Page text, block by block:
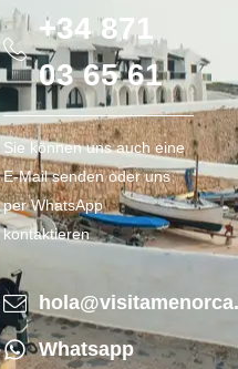
+34 871
03 65 61
Sie können uns auch eine
E-Mail senden oder uns
per WhatsApp
kontaktieren
Whatsapp